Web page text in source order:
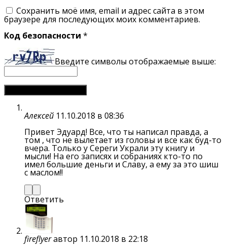
Сохранить моё имя, email и адрес сайта в этом
браузере для последующих моих комментариев.
Код безопасности *
Введите символы отображаемые выше:
Алексей 11.10.2018 в 08:36
Привет Эдуард! Все, что ты написал правда, а
том , что не вылетает из головы и все как буд-то
вчера. Только у Сереги Украли эту книгу и
мысли! На его записях и собраниях кто-то по
имел большие деньги и Славу, а ему за это шиш
с маслом!!
Ответить
fireflyerавтор 11.10.2018 в 22:18